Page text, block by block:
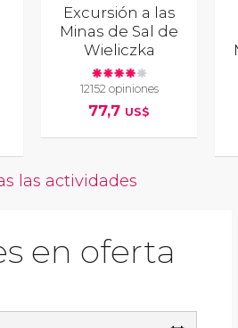
Excursión a las
Minas de Sal de
Wieliczka
12152 opiniones
77,7 US$
las actividades
en oferta